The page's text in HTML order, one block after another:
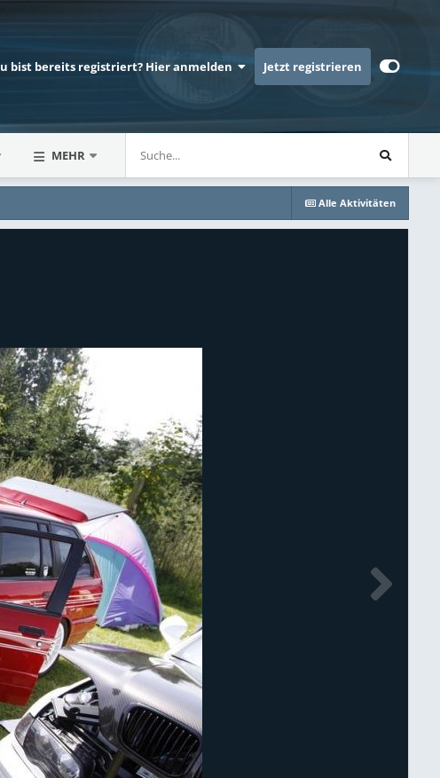
bist bereits registriert? Hier anmelden Jetzt registrieren
MEHR
Alle Aktivitäten